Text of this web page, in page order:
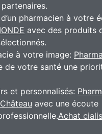
pharmacien à votre
avec des produits
à votre image:
de votre santé une
et personnalisés:
avec une écoute
Achat